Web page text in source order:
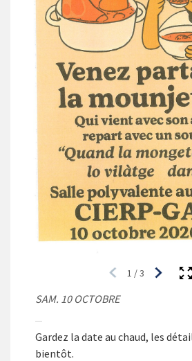
1 /3
SAM. 10 OCTOBRE
Gardez la date au chaud, les
bientôt.